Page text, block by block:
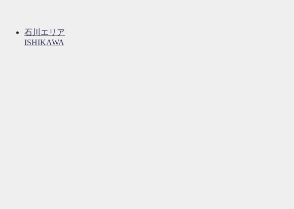
石川エリア
ISHIKAWA